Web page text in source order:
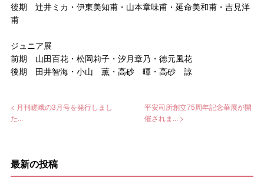
後期 辻井ミカ・伊東美知甫・山本章味甫・延命美和甫・吉見洋
甫
ジュニア展
前期 山田百花・松岡莉子・汐月章乃・徳元風花
後期 田井智海・小山 薫・高砂 暉・高砂 諒
< 月刊嵯峨の3月号を発行しまし
た...
平安司所創立75周年記念華展が開
催されま... >
最新の投稿